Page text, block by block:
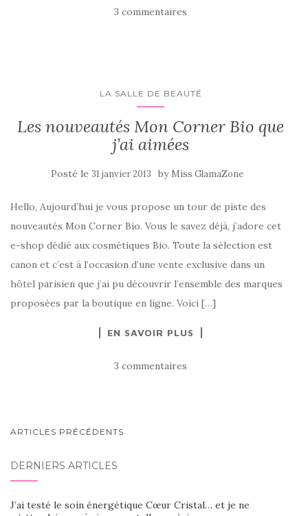
3 commentaires
LA SALLE DE BEAUTÉ
Les nouveautés Mon Corner Bio que
j’ai aimées
Posté le 31 janvier 2013 by Miss GlamaZone
Hello, Aujourd’hui je vous propose un tour de piste des
nouveautés Mon Corner Bio. Vous le savez déjà, j’adore cet
e-shop dédié aux cosmétiques Bio. Toute la sélection est
canon et c’est à l’occasion d’une vente exclusive dans un
hôtel parisien que j’ai pu découvrir l’ensemble des marques
proposées par la boutique en ligne. Voici […]
EN SAVOIR PLUS
3 commentaires
NAVIGATION
SEIN
DES
ARTICLES PRÉCÉDENTS
DERNIERS ARTICLES
J’ai testé le soin énergétique Cœur Cristal… et je ne